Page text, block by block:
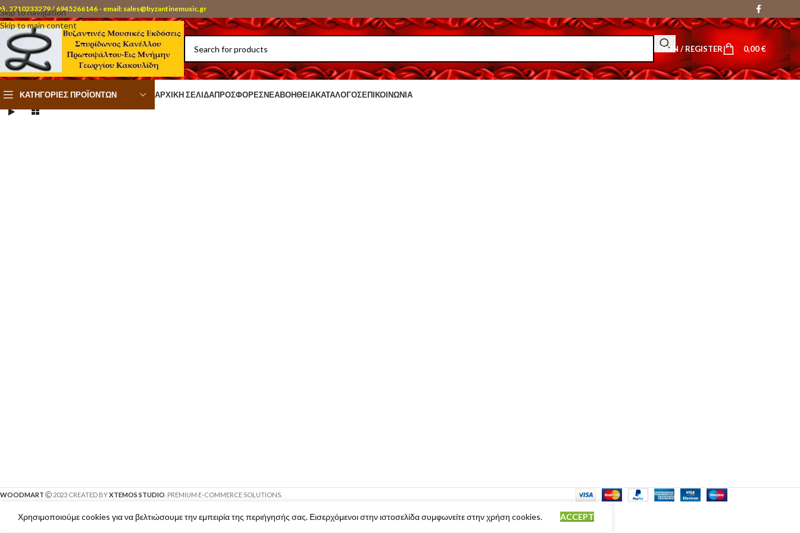
Skip to navigation
Skip to main content
2710233279 / 6945266146 - email: sales@byzantinemusic.gr
LOGIN / REGISTER 0,00€
ΚΑΤΗΓΟΡΊΕΣ ΠΡΟΪΌΝΤΩΝ ΑΡΧΙΚΉ ΣΕΛΊΔΑΠΡΟΣΦΟΡΈΣΝΈΑΒΟΉΘΕΙΑΚΑΤΆΛΟΓΟΣΕΠΙΚΟΙΝΩΝΊΑ
1
/
WOODMART 2023 CREATED BYXTEMOS STUDIO . PREMIUM E-COMMERCE SOLUTIONS.
Χρησιμοποιούμε cookies για να βελτιώσουμε την εμπειρία της περιήγησής σας. Εισερχόμενοι στην ιστοσελίδα συμφωνείτε στην χρήση cookies. ACCEPT